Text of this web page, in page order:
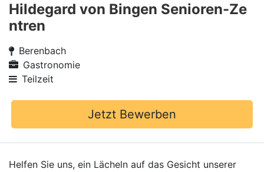
Hildegard von Bingen Senioren-Ze
ntren
Berenbach
Gastronomie
Teilzeit
Jetzt Bewerben
Helfen Sie uns, ein Lächeln auf das Gesicht unserer